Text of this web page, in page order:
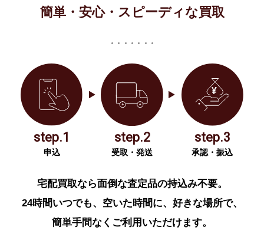
簡単・安心・スピーディな買取
step.1
申込
step.2
受取・発送
step.3
承認・振込
宅配買取なら面倒な査定品の持込み不要。
24時間いつでも、空いた時間に、好きな場所で、
簡単手間なくご利用いただけます。